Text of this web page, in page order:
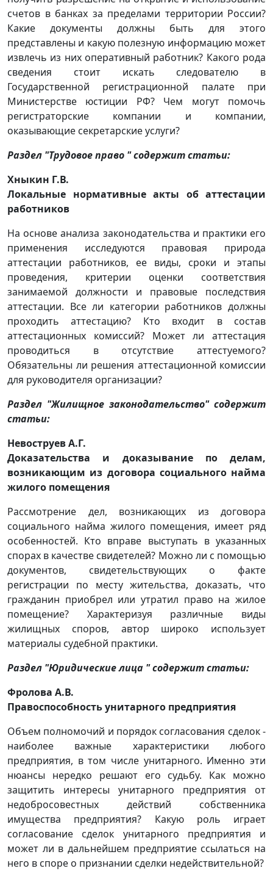
счетов в банках за пределами территории России?
Какие документы должны быть для этого
представлены и какую полезную информацию может
извлечь из них оперативный работник? Какого рода
сведения стоит искать следователю в
Государственной регистрационной палате при
Министерстве юстиции РФ? Чем могут помочь
регистраторские компании и компании,
оказывающие секретарские услуги?
Раздел "Трудовое право " содержит статьи:
Хныкин Г.В.
Локальные нормативные акты об аттестации
работников
На основе анализа законодательства и практики его
применения исследуются правовая природа
аттестации работников, ее виды, сроки и этапы
проведения, критерии оценки соответствия
занимаемой должности и правовые последствия
аттестации. Все ли категории работников должны
проходить аттестацию? Кто входит в состав
аттестационных комиссий? Может ли аттестация
проводиться в отсутствие аттестуемого?
Обязательны ли решения аттестационной комиссии
для руководителя организации?
Раздел "Жилищное законодательство" содержит
статьи:
Невоструев А.Г.
Доказательства и доказывание по делам,
возникающим из договора социального найма
жилого помещения
Рассмотрение дел, возникающих из договора
социального найма жилого помещения, имеет ряд
особенностей. Кто вправе выступать в указанных
спорах в качестве свидетелей? Можно ли с помощью
документов, свидетельствующих о факте
регистрации по месту жительства, доказать, что
гражданин приобрел или утратил право на жилое
помещение? Характеризуя различные виды
жилищных споров, автор широко использует
материалы судебной практики.
Раздел "Юридические лица " содержит статьи:
Фролова А.В.
Правоспособность унитарного предприятия
Объем полномочий и порядок согласования сделок -
наиболее важные характеристики любого
предприятия, в том числе унитарного. Именно эти
нюансы нередко решают его судьбу. Как можно
защитить интересы унитарного предприятия от
недобросовестных действий собственника
имущества предприятия? Какую роль играет
согласование сделок унитарного предприятия и
может ли в дальнейшем предприятие ссылаться на
него в споре о признании сделки недействительной?